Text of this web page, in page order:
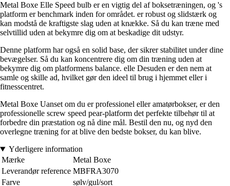
Metal Boxe Elle Speed bulb er en vigtig del af boksetræningen, og 's
platform er benchmark inden for området. er robust og slidstærk og
kan modstå de kraftigste slag uden at knække. Så du kan træne med
selvtillid uden at bekymre dig om at beskadige dit udstyr.
Denne platform har også en solid base, der sikrer stabilitet under dine
bevægelser. Så du kan koncentrere dig om din træning uden at
bekymre dig om platformens balance. elle Desuden er den nem at
samle og skille ad, hvilket gør den ideel til brug i hjemmet eller i
fitnesscentret.
Metal Boxe Uanset om du er professionel eller amatørbokser, er den
professionelle screw speed pear-platform det perfekte tilbehør til at
forbedre din præstation og nå dine mål. Bestil den nu, og nyd den
overlegne træning for at blive den bedste bokser, du kan blive.
Yderligere information
Mærke
Metal Boxe
Leverandør reference MBFRA3070
Farve
sølv/gul/sort